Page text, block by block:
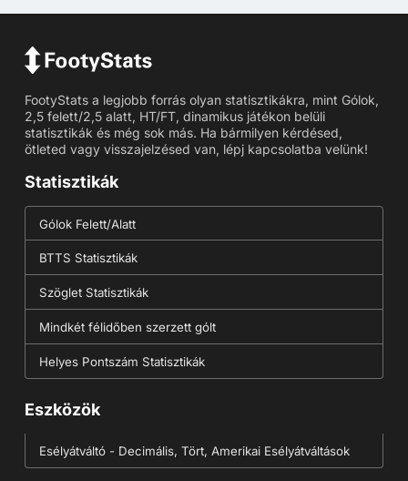
FootyStats a legjobb forrás olyan statisztikákra, mint Gólok,
2,5 felett/2,5 alatt, HT/FT, dinamikus játékon belüli
statisztikák és még sok más. Ha bármilyen kérdésed,
ötleted vagy visszajelzésed van, lépj kapcsolatba velünk!
Statisztikák
Gólok Felett/Alatt
BTTS Statisztikák
Szöglet Statisztikák
Mindkét félidőben szerzett gólt
Helyes Pontszám Statisztikák
Eszközök
Esélyátváltó - Decimális, Tört, Amerikai Esélyátváltások